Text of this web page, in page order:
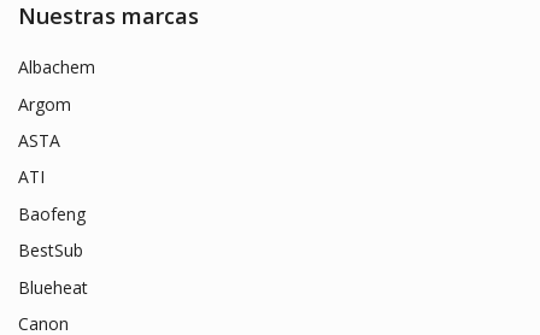
Nuestras marcas
Albachem
Argom
ASTA
ATI
Baofeng
BestSub
Blueheat
Canon